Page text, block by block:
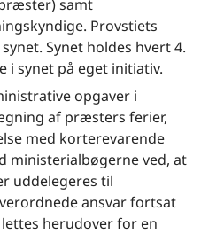
samt
Provstiets
Synet holdes hvert 4.
i synet på eget initiativ.
opgaver i
af præsters ferier,
med korterevarende
ministerialbøgerne ved, at
uddelegeres til
ansvar fortsat
herudover for en